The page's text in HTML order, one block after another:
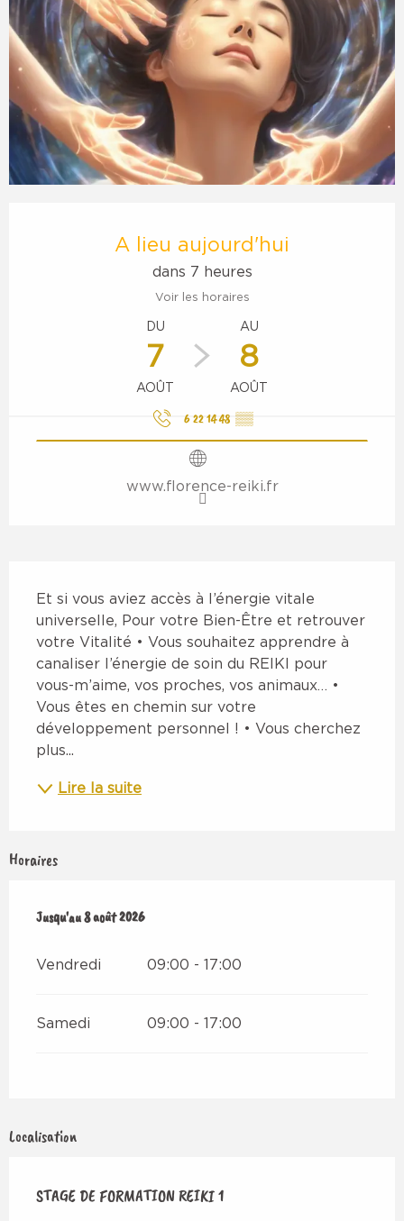
A lieu aujourd'hui
dans 7 heures
Voir les horaires
DU
7
AOÛT
AU
8
AOÛT
6 22 14 48 ▒▒
www.florence-reiki.fr
Et si vous aviez accès à l’énergie vitale
universelle, Pour votre Bien-Être et retrouver
votre Vitalité • Vous souhaitez apprendre à
canaliser l’énergie de soin du REIKI pour
vous-m’aime, vos proches, vos animaux… •
Vous êtes en chemin sur votre
développement personnel ! • Vous cherchez
plus...
Lire la suite
Horaires
Du7 août 2026au8 août 2026
Jusqu'au8 août 2026
Vendredi 09:00 - 17:00
Samedi 09:00 - 17:00
Localisation
STAGE DE FORMATION REIKI 1